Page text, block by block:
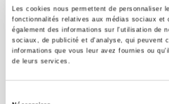
Les cookies nous permettent de personnaliser
fonctionnalités relatives aux médias sociaux et
également des informations sur l'utilisation de
sociaux, de publicité et d'analyse, qui peuvent
informations que vous leur avez fournies ou
de leurs services.
CONTACTS
FOREIGN RIGHTS
FOR BOOKSHOPS